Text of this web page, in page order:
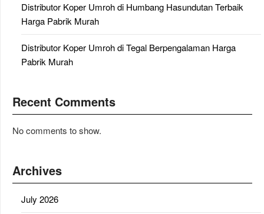
Distributor Koper Umroh di Humbang Hasundutan Terbaik
Harga Pabrik Murah
Distributor Koper Umroh di Tegal Berpengalaman Harga
Pabrik Murah
Recent Comments
No comments to show.
Archives
July 2026